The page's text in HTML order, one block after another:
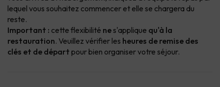
lequel vous souhaitez commencer et elle se chargera du
reste.
Important : cette flexibilité nes'applique qu'à la
restauration. Veuillez vérifier les heures de remise des
clés et de départ pour bien organiser votre séjour.